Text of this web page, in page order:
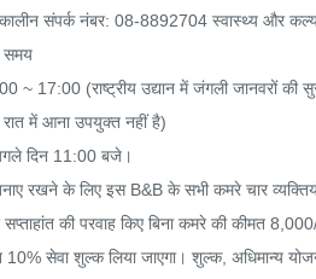
संपर्क नंबर: 08-8892704 स्वास्थ्य और
17:00 (राष्ट्रीय उद्यान में जंगली जानवरों की
में आना उपयुक्त नहीं है)
दिन 11:00 बजे।
रखने के लिए इस B&B के सभी कमरे चार
की परवाह किए बिना कमरे की कीमत
10% सेवा शुल्क लिया जाएगा। शुल्क, अधिमान्य